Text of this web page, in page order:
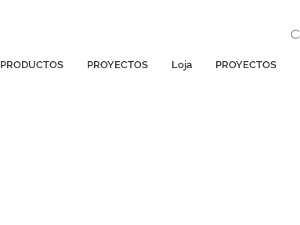
PRODUCTOS PROYECTOS Loja PROYECTOS